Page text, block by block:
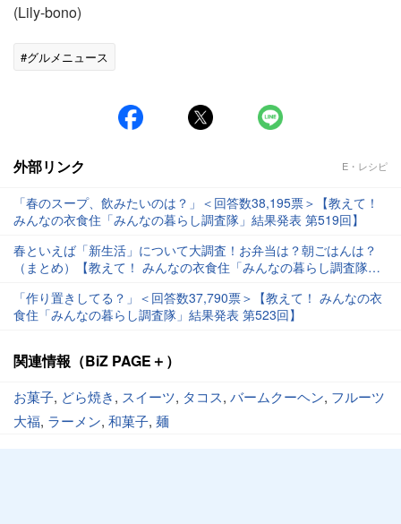
(Lily-bono)
#グルメニュース
外部リンク E・レシピ
「春のスープ、飲みたいのは？」＜回答数38,195票＞【教えて！
みんなの衣食住「みんなの暮らし調査隊」結果発表 第519回】
春といえば「新生活」について大調査！お弁当は？朝ごはんは？
（まとめ）【教えて！ みんなの衣食住「みんなの暮らし調査隊」
「作り置きしてる？」＜回答数37,790票＞【教えて！ みんなの衣
食住「みんなの暮らし調査隊」結果発表 第523回】
関連情報（BiZ PAGE＋）
お菓子, どら焼き, スイーツ, タコス, バームクーヘン, フルーツ
大福, ラーメン, 和菓子, 麺